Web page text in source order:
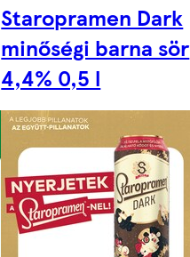
Staropramen Dark
minőségi barna sör
4,4% 0,5 l